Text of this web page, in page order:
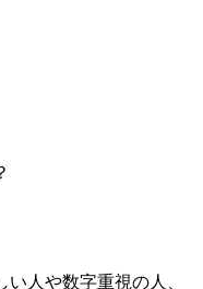
人や数字重視の人、